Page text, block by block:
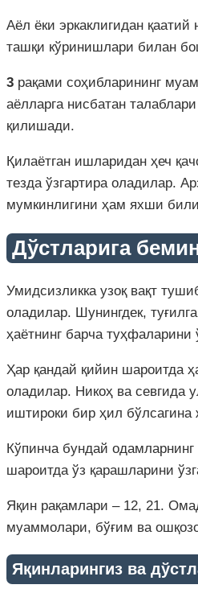
Аёл ёки эркаклигидан
ташқи кўринишлари билан
3 рақами соҳибларининг
аёлларга нисбатан
қилишади.
Қилаётган ишларидан ҳеч
тезда ўзгартира оладилар.
мумкинлигини ҳам яхши
Дўстларига
Умидсизликка узоқ вақт
оладилар. Шунингдек,
ҳаётнинг барча
Ҳар қандай қийин шароитда
оладилар. Никоҳ ва севгида
иштироки бир ҳил
Кўпинча бундай
шароитда ўз қарашларини
Яқин рақамлари – 12, 21.
муаммолари, бўғим ва
Яқинларингиз ва